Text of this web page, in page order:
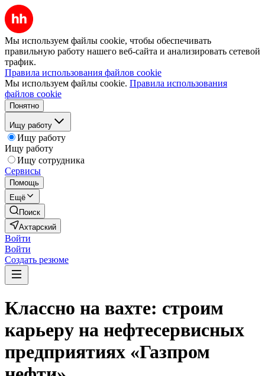
Мы используем файлы cookie, чтобы обеспечивать
правильную работу нашего веб-сайта и анализировать сетевой
трафик.
Правила использования файлов cookie
Мы используем файлы cookie. Правила использования
файлов cookie
Понятно
Ищу работу
Ищу работу
Ищу работу
Ищу сотрудника
Сервисы
Помощь
Ещё
Поиск
Ахтарский
Войти
Войти
Создать резюме
Классно на вахте: строим
карьеру на нефтесервисных
предприятиях «Газпром